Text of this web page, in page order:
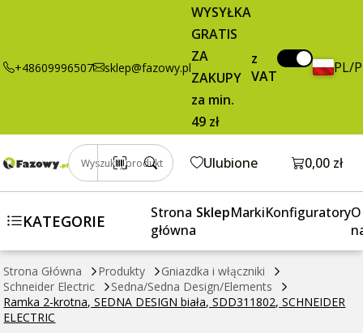
+48609996507 sklep@fazowy.pl
WYSYŁKA
GRATIS
ZA
ZAKUPY
za min.
49 zł
z
VAT
PL/
Wyszukaj produkt Ulubione Otwórz
0,00 zł
KATEGORIE
Strona
główna
SklepMarkiKonfiguratoryO
Strona Główna Produkty
Gniazdka i włączniki
Schneider Electric
Sedna/Sedna Design/Elements
Ramka 2-krotna, SEDNA DESIGN biała, SDD311802, SCHNEIDER
ELECTRIC
SCHNEIDER
brutto / szt. Dodaj do koszyka